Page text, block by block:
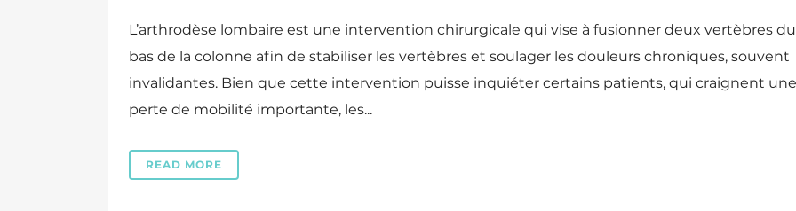
L’arthrodèse lombaire est une intervention chirurgicale qui vise à fusionner deux vertèbres du
bas de la colonne afin de stabiliser les vertèbres et soulager les douleurs chroniques, souvent
invalidantes. Bien que cette intervention puisse inquiéter certains patients, qui craignent une
perte de mobilité importante, les...
READ MORE